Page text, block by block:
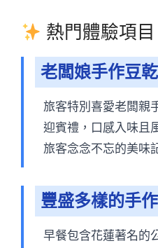
熱門體驗項目
老闆娘手作豆
旅客特別喜愛老闆親
迎賓禮，口感入味且
旅客念念不忘的美味
豐盛多樣的手
早餐包含花蓮著名的